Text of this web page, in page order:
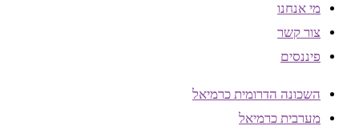
מי אנחנו
צור קשר
פיננסים
השכונה הדרומית כרמיאל
מערבית כרמיאל